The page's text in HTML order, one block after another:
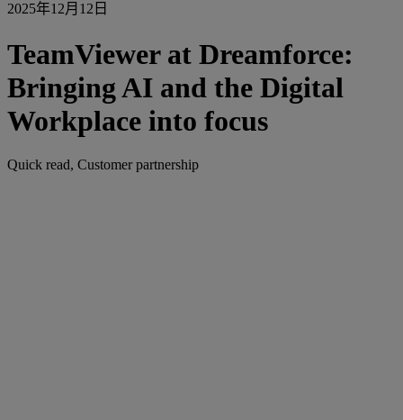
2025年12月12日
TeamViewer at Dreamforce:
Bringing AI and the Digital
Workplace into focus
Quick read, Customer partnership